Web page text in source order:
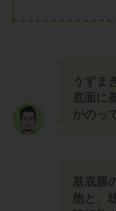
うずま
底面に
がのっ
基底膜
胞と、